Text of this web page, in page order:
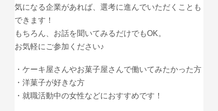
気になる企業があれば、選考に進んでいただくことも
できます！
もちろん、お話を聞いてみるだけでもOK。
お気軽にご参加ください♪
・ケーキ屋さんやお菓子屋さんで働いてみたかった方
・洋菓子が好きな方
・就職活動中の女性などにおすすめです！